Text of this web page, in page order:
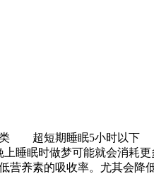
类 超短期睡眠5小时以
眠时做梦可能就会消耗
素的吸收率。尤其会降